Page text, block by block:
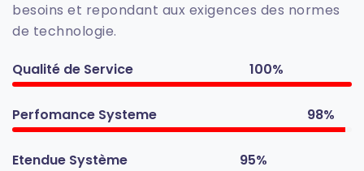
besoins et repondant aux exigences des normes
de technologie.
Qualité de Service 100%
Perfomance Systeme 98%
Etendue Système 95%